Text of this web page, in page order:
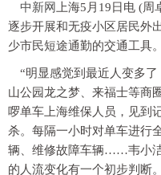
中新网
上海5月19日电 (
逐步开展和无疫小区居民外
少市民短途通勤的交通工具。
“明显感觉到最近人变多
山公园龙之梦、来福士等商
啰单车上海维保人员，见到
杀。每隔一小时对单车进行
辆、维修故障车辆……韦小
的人流变化有一个初步判断。